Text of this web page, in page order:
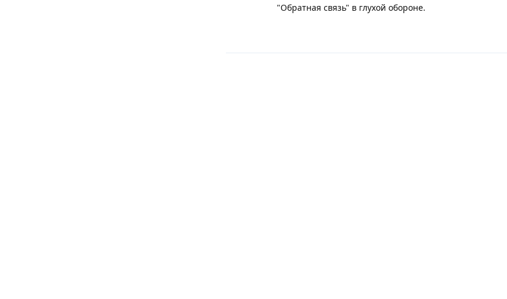
"Обратная связь" в глухой обороне.